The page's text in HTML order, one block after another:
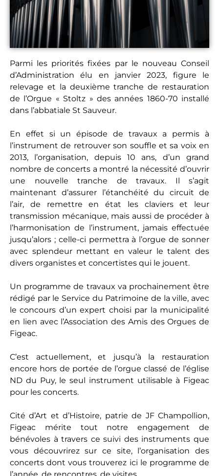
Parmi les priorités fixées par le nouveau Conseil
d’Administration élu en janvier 2023, figure le
relevage et la deuxième tranche de restauration
de l’Orgue « Stoltz » des années 1860-70 installé
dans l’abbatiale St Sauveur.
En effet si un épisode de travaux a permis à
l’instrument de retrouver son souffle et sa voix en
2013, l’organisation, depuis 10 ans, d’un grand
nombre de concerts a montré la nécessité d’ouvrir
une nouvelle tranche de travaux. Il s’agit
maintenant d’assurer l’étanchéité du circuit de
l’air, de remettre en état les claviers et leur
transmission mécanique, mais aussi de procéder à
l’harmonisation de l’instrument, jamais effectuée
jusqu’alors ; celle-ci permettra à l’orgue de sonner
avec splendeur mettant en valeur le talent des
divers organistes et concertistes qui le jouent.
Un programme de travaux va prochainement être
rédigé par le Service du Patrimoine de la ville, avec
le concours d’un expert choisi par la municipalité
en lien avec l’Association des Amis des Orgues de
Figeac.
C’est actuellement, et jusqu’à la restauration
encore hors de portée de l’orgue classé de l’église
ND du Puy, le seul instrument utilisable à Figeac
pour les concerts.
Cité d’Art et d’Histoire, patrie de JF Champollion,
Figeac mérite tout notre engagement de
bénévoles à travers ce suivi des instruments que
vous découvrirez sur ce site, l’organisation des
concerts dont vous trouverez ici le programme de